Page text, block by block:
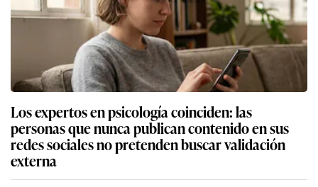
Los expertos en psicología coinciden: las
personas que nunca publican contenido en sus
redes sociales no pretenden buscar validación
externa